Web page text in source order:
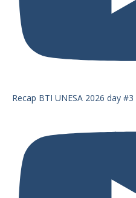
Recap BTI UNESA 2026 day #3